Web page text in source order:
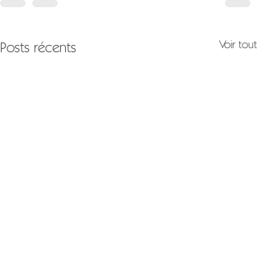
Posts récents Voir tout